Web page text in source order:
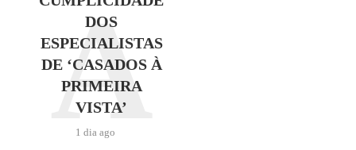
DOS
ESPECIALISTAS
DE ‘CASADOS À
PRIMEIRA
VISTA’
1 dia ago
A